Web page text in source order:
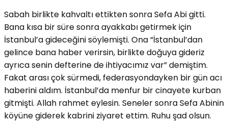
Sabah birlikte kahvaltı ettikten sonra Sefa Abi gitti.
Bana kısa bir süre sonra ayakkabı getirmek için
İstanbul’a gideceğini söylemişti. Ona “İstanbul’dan
gelince bana haber verirsin, birlikte doğuya gideriz
ayrıca senin defterine de ihtiyacımız var” demiştim.
Fakat arası çok sürmedi, federasyondayken bir gün acı
haberini aldım. İstanbul’da menfur bir cinayete kurban
gitmişti. Allah rahmet eylesin. Seneler sonra Sefa Abinin
köyüne giderek kabrini ziyaret ettim. Ruhu şad olsun.